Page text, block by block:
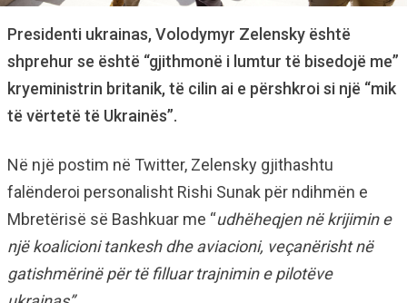
Presidenti ukrainas, Volodymyr Zelensky është
shprehur se është “gjithmonë i lumtur të bisedojë me”
kryeministrin britanik, të cilin ai e përshkroi si një “mik
të vërtetë të Ukrainës”.
Në një postim në Twitter, Zelensky gjithashtu
falënderoi personalisht Rishi Sunak për ndihmën e
Mbretërisë së Bashkuar me “udhëheqjen në krijimin e
një koalicioni tankesh dhe aviacioni, veçanërisht në
gatishmërinë për të filluar trajnimin e pilotëve